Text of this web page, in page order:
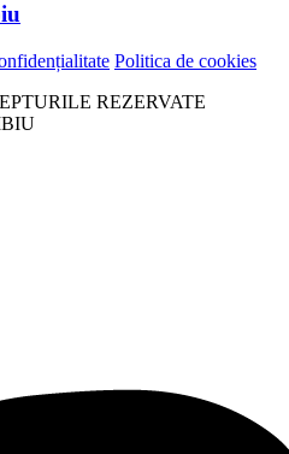
Politica de cookies
REZERVATE